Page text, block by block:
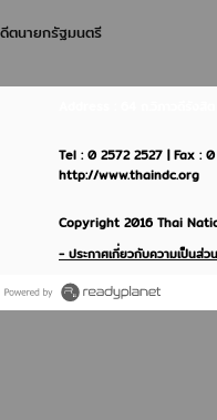
ตนายกรัฐมนตรี
Tel : 0 2572 2527 | Fax :
http://www.thaindc.org
Copyright 2016 Thai
- ประกาศเกี่ยวกับความเป็น